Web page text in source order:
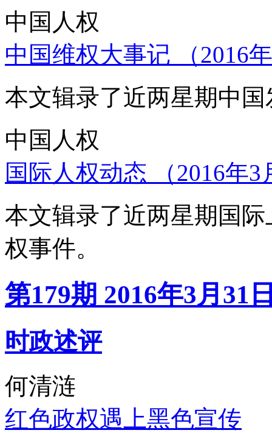
中国人权
中国维权大事记 （2016
本文辑录了近两星期中
中国人权
国际人权动态 （2016年
本文辑录了近两星期国
权事件。
第179期 2016年3月31
时政述评
何清涟
红色政权遇上黑色宣传